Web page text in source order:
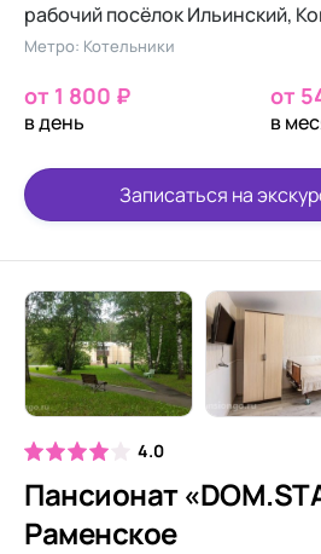
рабочий посёлок Ильинский,
улица, 123
Метро: Котельники
от 1 800 ₽
в день
от
в
Записаться на
4.0
Пансионат
Раменское